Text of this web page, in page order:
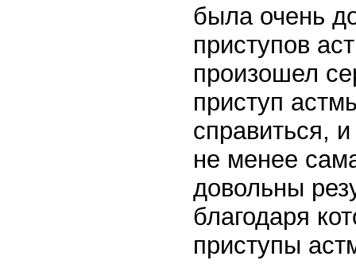
была очень
приступов
произошел
приступ
справиться,
не менее
довольны
благодаря
приступы